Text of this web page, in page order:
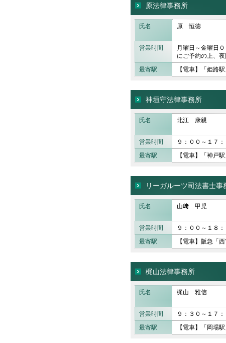
原法律事務所
氏名 原 恒徳
営業時間
月曜日～金曜日
にご予約の上、夜
最寄駅
【電車】「姫路
神垣守法律事務所
氏名 北江 康親
営業時間
９：００～１７
最寄駅
【電車】「神戸
リーガルーツ司法書士事
氏名 山﨑 甲児
営業時間
９：００～１８
最寄駅
【電車】阪急「
梶山法律事務所
氏名 梶山 雅信
営業時間
９：３０～１７
最寄駅
【電車】「岡場